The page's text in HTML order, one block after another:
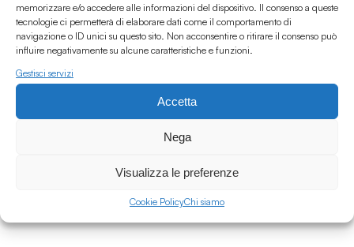
memorizzare e/o accedere alle informazioni del dispositivo. Il consenso a queste
tecnologie ci permetterà di elaborare dati come il comportamento di
navigazione o ID unici su questo sito. Non acconsentire o ritirare il consenso può
influire negativamente su alcune caratteristiche e funzioni.
Gestisci servizi
Accetta
Nega
Visualizza le preferenze
Cookie PolicyChi siamo
31.07.2026
Intervista a Claudia Castellucci per il Corso
d'Alta Formazione Societas
/Teatro